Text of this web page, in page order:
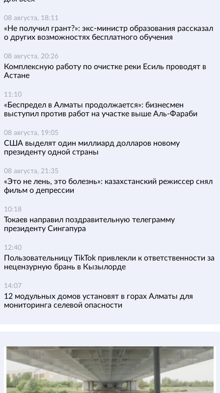
08 августа, 18:11
«Не получил грант?»: экс-министр образования рассказал
о других возможностях бесплатного обучения
08 августа, 20:26
Комплексную работу по очистке реки Есиль проводят в
Астане
11:10
«Беспредел в Алматы продолжается»: бизнесмен
выступил против работ на участке выше Аль-Фараби
08 августа, 19:05
США выделят один миллиард долларов новому
президенту одной страны
08 августа, 21:35
«Это не лень, это болезнь»: казахстанский режиссер снял
фильм о депрессии
10:18
Токаев направил поздравительную телеграмму
президенту Сингапура
12:40
Пользовательницу TikTok привлекли к ответственности за
нецензурную брань в Кызылорде
14:07
12 модульных домов установят в горах Алматы для
мониторинга селевой опасности